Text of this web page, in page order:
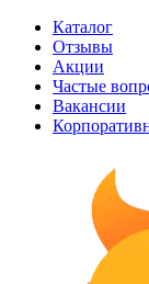
Каталог
Отзывы
Акции
Частые
Вакансии